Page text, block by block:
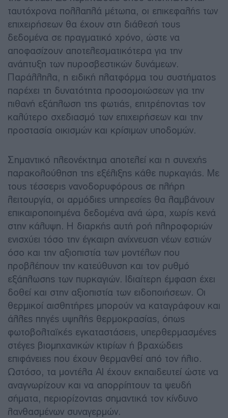
ταυτόχρονα πολλαπλά μέτωπα, οι επικεφαλής των
επιχειρήσεων θα έχουν στη διάθεσή τους
δεδομένα σε πραγματικό χρόνο, ώστε να
αποφασίζουν αποτελεσματικότερα για την
ανάπτυξη των πυροσβεστικών δυνάμεων.
Παράλληλα, η ειδική πλατφόρμα του συστήματος
παρέχει τη δυνατότητα προσομοιώσεων για την
πιθανή εξάπλωση της φωτιάς, επιτρέποντας τον
καλύτερο σχεδιασμό των επιχειρήσεων και την
προστασία οικισμών και κρίσιμων υποδομών.
Σημαντικό πλεονέκτημα αποτελεί και η συνεχής
παρακολούθηση της εξέλιξης κάθε πυρκαγιάς. Με
τους τέσσερις νανοδορυφόρους σε πλήρη
λειτουργία, οι αρμόδιες υπηρεσίες θα λαμβάνουν
επικαιροποιημένα δεδομένα ανά ώρα, χωρίς κενά
στην κάλυψη. Η διαρκής αυτή ροή πληροφοριών
ενισχύει τόσο την έγκαιρη ανίχνευση νέων εστιών
όσο και την αξιοπιστία των μοντέλων που
προβλέπουν την κατεύθυνση και τον ρυθμό
εξάπλωσης των πυρκαγιών. Ιδιαίτερη έμφαση έχει
δοθεί και στην αξιοπιστία των ειδοποιήσεων. Οι
θερμικοί αισθητήρες μπορούν να καταγράφουν και
άλλες πηγές υψηλής θερμοκρασίας, όπως
φωτοβολταϊκές εγκαταστάσεις, υπερθερμασμένες
στέγες βιομηχανικών κτιρίων ή βραχώδεις
επιφάνειες που έχουν θερμανθεί από τον ήλιο.
Ωστόσο, τα μοντέλα AI έχουν εκπαιδευτεί ώστε να
αναγνωρίζουν και να απορρίπτουν τα ψευδή
σήματα, περιορίζοντας σημαντικά τον κίνδυνο
λανθασμένων συναγερμών.